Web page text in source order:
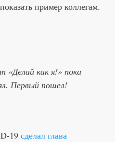
пример коллегам.
«Делай как я!» пока
Первый пошел!
19 сделал глава